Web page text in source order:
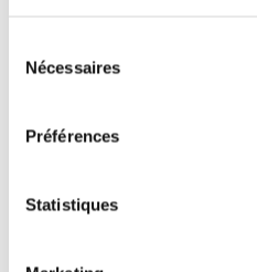
Nécessaires
Préférences
Statistiques
-égner, -égrer, -éguer, -éler, -